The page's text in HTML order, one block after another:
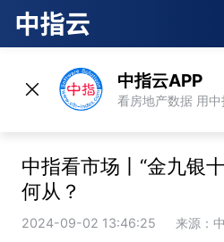
中指云APP
看房地产数据 用中
中指看市场丨“金九银
何从？
2024-09-02 13:46:25 来源：